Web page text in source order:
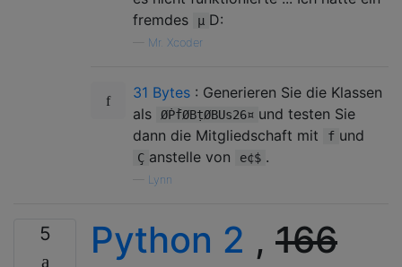
fremdes
µ D:
Mr. Xcoder
31 Bytes : Generieren Sie die Klassen
als
ØṖḟØBṭØBUs26¤ und testen Sie
dann die Mitgliedschaft mit
f und
Ç anstelle von e¢$ .
Lynn
5 Python 2 , 166